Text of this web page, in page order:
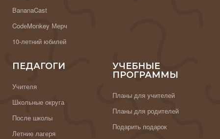
BananaCast
CodeMonkey Мерч
10-летний юбилей
ПЕДАГОГИ
Учителя
Школьные округа
После школы
Летние лагеря
УЧЕБНЫЕ
ПРОГРАММЫ
Планы для учителей
Планы для родителей
Подарить подарок